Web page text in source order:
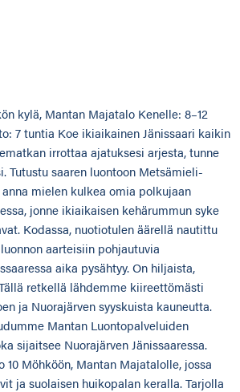
kylä, Mantan Majatalo Kenelle: 8–12
7 tuntia Koe ikiaikainen Jänissaari kaikin
irrottaa ajatuksesi arjesta, tunne
Tutustu saaren luontoon Metsämieli-
mielen kulkea omia polkujaan
jonne ikiaikaisen kehärummun syke
Kodassa, nuotiotulen äärellä nautittu
aarteisiin pohjautuvia
aika pysähtyy. On hiljaista,
retkellä lähdemme kiireettömästi
ja Nuorajärven syyskuista kauneutta.
Mantan Luontopalveluiden
sijaitsee Nuorajärven Jänissaaressa.
10 Möhköön, Mantan Majatalolle, jossa
ja suolaisen huikopalan keralla. Tarjolla